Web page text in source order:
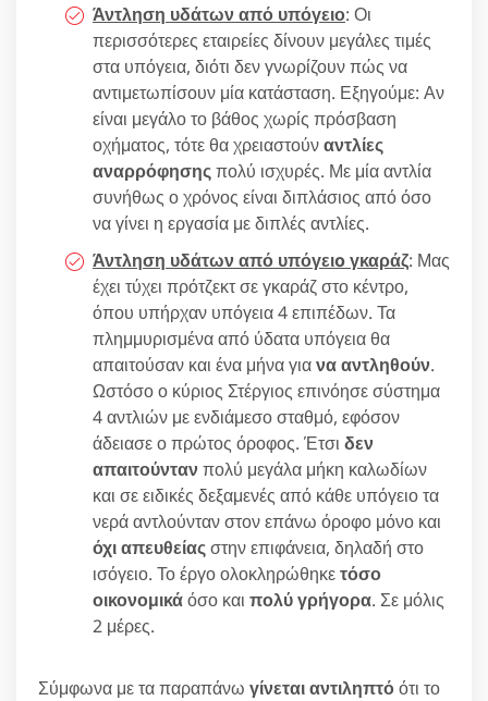
Άντληση υδάτων από υπόγειο: Οι
περισσότερες εταιρείες δίνουν μεγάλες τιμές
στα υπόγεια, διότι δεν γνωρίζουν πώς να
αντιμετωπίσουν μία κατάσταση. Εξηγούμε: Αν
είναι μεγάλο το βάθος χωρίς πρόσβαση
οχήματος, τότε θα χρειαστούναντλίες
αναρρόφησηςπολύ ισχυρές. Με μία αντλία
συνήθως ο χρόνος είναι διπλάσιος από όσο
να γίνει η εργασία με διπλές αντλίες.
Άντληση υδάτων από υπόγειo γκαράζ: Μας
έχει τύχει πρότζεκτ σε γκαράζ στο κέντρο,
όπου υπήρχαν υπόγεια 4 επιπέδων. Τα
πλημμυρισμένα από ύδατα υπόγεια θα
απαιτούσαν και ένα μήνα γιανα αντληθούν.
Ωστόσο ο κύριος Στέργιος επινόησε σύστημα
4 αντλιών με ενδιάμεσο σταθμό, εφόσον
άδειασε ο πρώτος όροφος. Έτσι δεν
απαιτούντανπολύ μεγάλα μήκη καλωδίων
και σε ειδικές δεξαμενές από κάθε υπόγειο τα
νερά αντλούνταν στον επάνω όροφο μόνο και
όχι απευθείαςστην επιφάνεια, δηλαδή στο
ισόγειο. Το έργο ολοκληρώθηκετόσο
οικονομικάόσο και πολύ γρήγορα. Σε μόλις
2 μέρες.
Σύμφωνα με τα παραπάνω γίνεται αντιληπτόότι το